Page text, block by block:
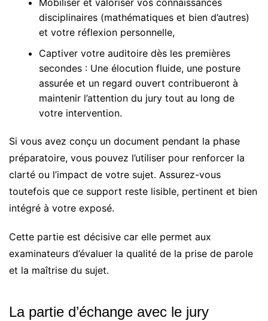
Mobiliser et valoriser vos connaissances
disciplinaires (mathématiques et bien d’autres)
et votre réflexion personnelle,
Captiver votre auditoire dès les premières
secondes : Une élocution fluide, une posture
assurée et un regard ouvert contribueront à
maintenir l’attention du jury tout au long de
votre intervention.
Si vous avez conçu un document pendant la phase
préparatoire, vous pouvez l’utiliser pour renforcer la
clarté ou l’impact de votre sujet. Assurez-vous
toutefois que ce support reste lisible, pertinent et bien
intégré à votre exposé.
Cette partie est décisive car elle permet aux
examinateurs d’évaluer la qualité de la prise de parole
et la maîtrise du sujet.
La partie d’échange avec le jury